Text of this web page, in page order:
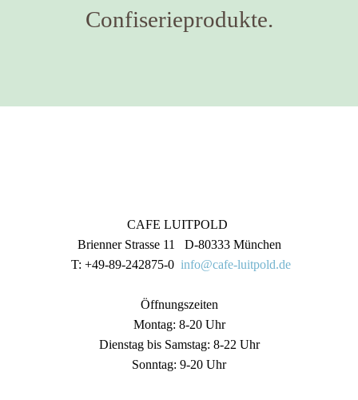
Confiserieprodukte.
CAFE LUITPOLD
Brienner Strasse 11 D-80333 München
T: +49-89-242875-0 info@cafe-luitpold.de
Öffnungszeiten
Montag: 8-20 Uhr
Dienstag bis Samstag: 8-22 Uhr
Sonntag: 9-20 Uhr